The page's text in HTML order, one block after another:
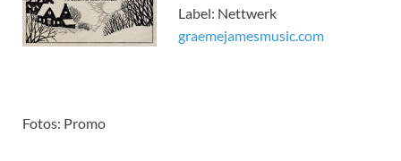
Label: Nettwerk
graemejamesmusic.com
Fotos: Promo